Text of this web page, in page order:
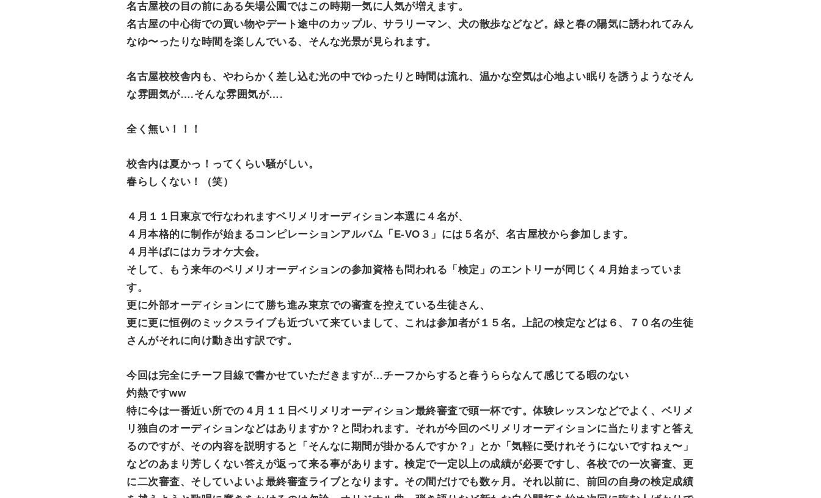
O
名古屋校の目の前にある矢場公園ではこの時期一気に人気が増えます。
名古屋の中心街での買い物やデート途中のカップル、サラリーマン、犬の散歩などなど。緑と春の陽気に誘われてみん
なゆ〜ったりな時間を楽しんでいる、そんな光景が見られます。
名古屋校校舎内も、やわらかく差し込む光の中でゆったりと時間は流れ、温かな空気は心地よい眠りを誘うようなそん
な雰囲気が….そんな雰囲気が….
全く無い！！！
校舎内は夏かっ！ってくらい騒がしい。
春らしくない！（笑）
４月１１日東京で行なわれますベリメリオーディション本選に４名が、
４月本格的に制作が始まるコンピレーションアルバム「E-VO３」には５名が、名古屋校から参加します。
４月半ばにはカラオケ大会。
そして、もう来年のベリメリオーディションの参加資格も問われる「検定」のエントリーが同じく４月始まっていま
す。
更に外部オーディションにて勝ち進み東京での審査を控えている生徒さん、
更に更に恒例のミックスライブも近づいて来ていまして、これは参加者が１５名。上記の検定などは６、７０名の生徒
さんがそれに向け動き出す訳です。
今回は完全にチーフ目線で書かせていただきますが…チーフからすると春うららなんて感じてる暇のない
灼熱ですww
特に今は一番近い所での４月１１日ベリメリオーディション最終審査で頭一杯です。体験レッスンなどでよく、ベリメ
リ独自のオーディションなどはありますか？と問われます。それが今回のベリメリオーディションに当たりますと答え
るのですが、その内容を説明すると「そんなに期間が掛かるんですか？」とか「気軽に受けれそうにないですねぇ〜」
などのあまり芳しくない答えが返って来る事があります。検定で一定以上の成績が必要ですし、各校での一次審査、更
に二次審査、そしていよいよ最終審査ライブとなります。その間だけでも数ヶ月。それ以前に、前回の自身の検定成績